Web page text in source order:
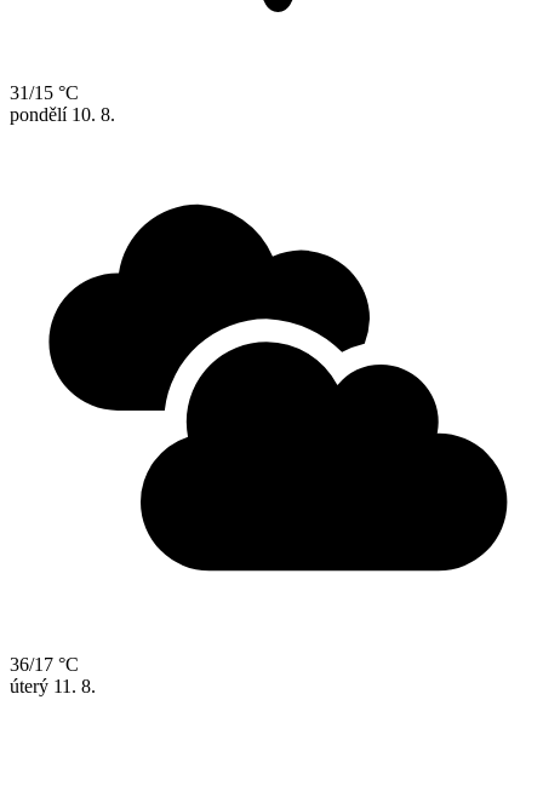
31/15 °C
pondělí 10. 8.
36/17 °C
úterý 11. 8.